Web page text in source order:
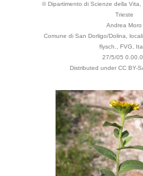
© Dipartimento di Scienze della
Trieste
Andrea Moro
Comune di San Dorligo/Dolina,
flysch., FVG,
27/5/05
Distributed under CC BY-